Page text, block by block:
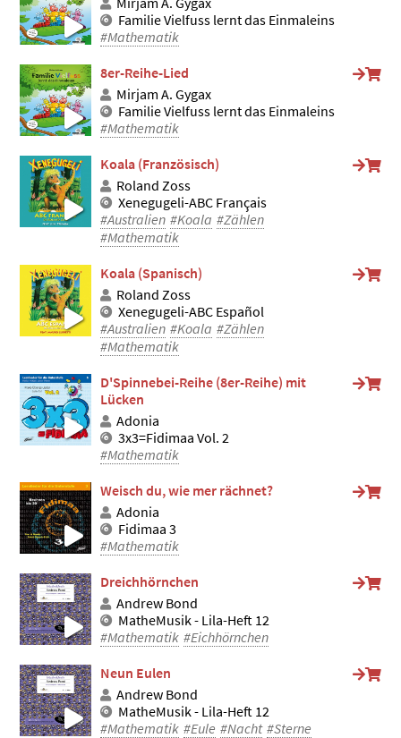
Familie Vielfuss lernt das Einmaleins
#Mathematik
8er-Reihe-Lied
Mirjam A. Gygax
Familie Vielfuss lernt das Einmaleins
#Mathematik
Koala (Französisch)
Roland Zoss
Xenegugeli-ABC Français
#Australien #Koala #Zählen
#Mathematik
Koala (Spanisch)
Roland Zoss
Xenegugeli-ABC Español
#Australien #Koala #Zählen
#Mathematik
D'Spinnebei-Reihe (8er-Reihe) mit
Lücken
Adonia
3x3=Fidimaa Vol. 2
#Mathematik
Weisch du, wie mer rächnet?
Adonia
Fidimaa 3
#Mathematik
Dreichhörnchen
Andrew Bond
MatheMusik - Lila-Heft 12
#Mathematik #Eichhörnchen
Neun Eulen
Andrew Bond
MatheMusik - Lila-Heft 12
#Mathematik #Eule #Nacht #Sterne